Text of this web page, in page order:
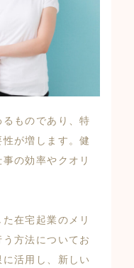
ものであり、特
が増します。健
の効率やクオリ
在宅起業のメリ
方法についてお
活用し、新しい